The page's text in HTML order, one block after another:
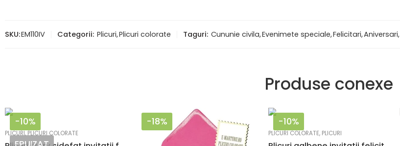
SKU:EM110IV Categorii: Plicuri,Plicuri colorate Taguri: Cununie civila,Evenimete speciale,Felicitari,Aniversari,
Produse conexe
-10%
PLICURI,PLICURI COLORATE
-18% -10%
PLICURI COLORATE, PLICURI